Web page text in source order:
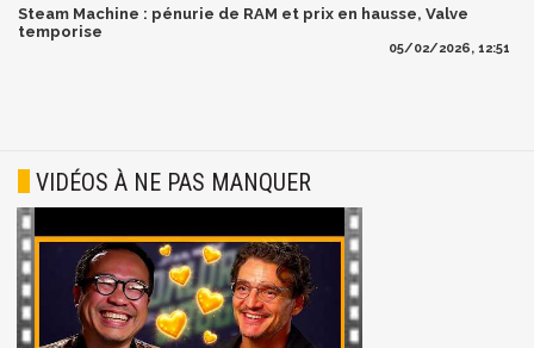
Steam Machine : pénurie de RAM et prix en hausse, Valve
temporise
05/02/2026, 12:51
VIDÉOS À NE PAS MANQUER